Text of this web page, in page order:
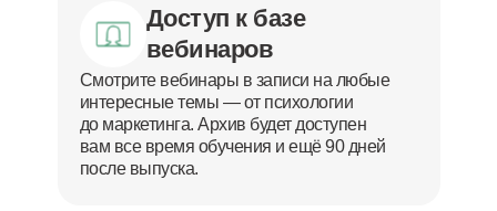
Доступ к базе
вебинаров
Смотрите вебинары в записи на любые
интересные темы — от психологии
до маркетинга. Архив будет доступен
вам все время обучения и ещё 90 дней
после выпуска.